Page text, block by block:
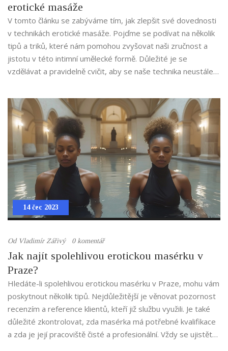
erotické masáže
V tomto článku se zabýváme tím, jak zlepšit své dovednosti
v technikách erotické masáže. Pojďme se podívat na několik
tipů a triků, které nám pomohou zvyšovat naši zručnost a
jistotu v této intimní umělecké formě. Důležité je se
vzdělávat a pravidelně cvičit, aby se naše technika neustále
vzájemný respekt jsou základem jakékoliv erotické masáže.
Nakonec, nezapomeňte, že praxe činí mistra!
14 čec 2023
Od Vladimír Zářivý 0 komentář
Jak najít spolehlivou erotickou masérku v
Praze?
Hledáte-li spolehlivou erotickou masérku v Praze, mohu vám
poskytnout několik tipů. Nejdůležitější je věnovat pozornost
recenzím a reference klientů, kteří již službu využili. Je také
důležité zkontrolovat, zda masérka má potřebné kvalifikace
a zda je její pracoviště čisté a profesionální. Vždy se ujistěte,